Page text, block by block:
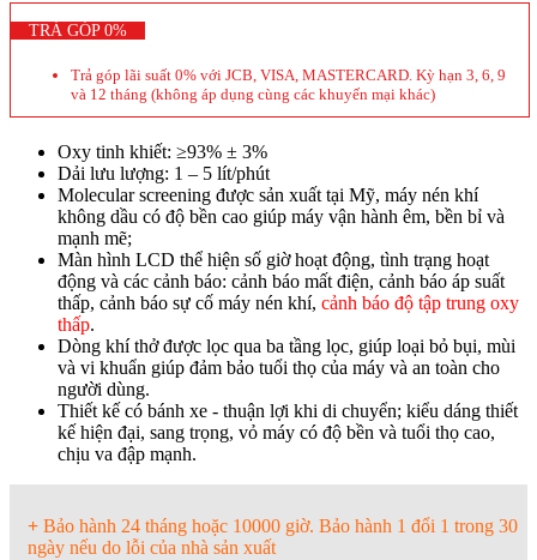
TRẢ GÓP 0%
Trả góp lãi suất 0% với JCB, VISA, MASTERCARD. Kỳ hạn 3, 6, 9
và 12 tháng (không áp dụng cùng các khuyến mại khác)
Oxy tinh khiết: ≥93% ± 3%
Dải lưu lượng: 1 – 5 lít/phút
Molecular screening được sản xuất tại Mỹ, máy nén khí
không dầu có độ bền cao giúp máy vận hành êm, bền bỉ và
mạnh mẽ;
Màn hình LCD thể hiện số giờ hoạt động, tình trạng hoạt
động và các cảnh báo: cảnh báo mất điện, cảnh báo áp suất
thấp, cảnh báo sự cố máy nén khí, cảnh báo độ tập trung oxy
thấp.
Dòng khí thở được lọc qua ba tầng lọc, giúp loại bỏ bụi, mùi
và vi khuẩn giúp đảm bảo tuổi thọ của máy và an toàn cho
người dùng.
Thiết kế có bánh xe - thuận lợi khi di chuyển; kiểu dáng thiết
kế hiện đại, sang trọng, vỏ máy có độ bền và tuổi thọ cao,
chịu va đập mạnh.
+ Bảo hành 24 tháng hoặc 10000 giờ. Bảo hành 1 đổi 1 trong 30
ngày nếu do lỗi của nhà sản xuất